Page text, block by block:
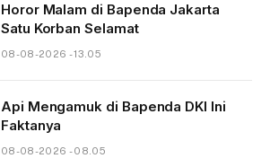
Horor Malam di Bapenda Jakarta
Satu Korban Selamat
08-08-2026 - 13.05
Api Mengamuk di Bapenda DKI Ini
Faktanya
08-08-2026 - 08.05